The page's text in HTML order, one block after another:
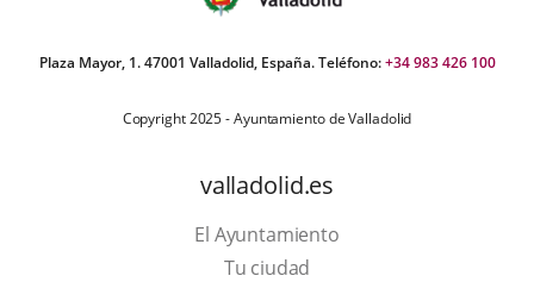
Plaza Mayor, 1. 47001 Valladolid, España. Teléfono:+34 983 426 100
Copyright 2025 - Ayuntamiento de Valladolid
valladolid.es
El Ayuntamiento
Tu ciudad